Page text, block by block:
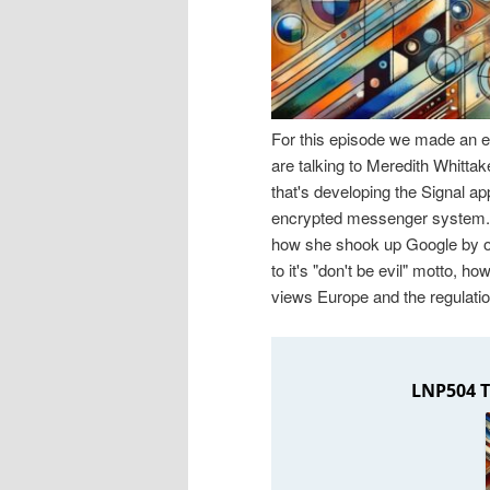
n
I
n
h
a
l
r
e
n
I
n
h
For this episode we made an
are talking to Meredith
that's developing the Signal
encrypted messenger
how she shook up Google by
to it's "don't be evil" motto,
views Europe and the